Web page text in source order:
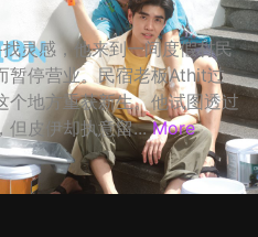
灵感，他来到一间度假村民
暂停营业。民宿老板Athit过
个地方重获新生。他试图透过
但皮伊却执意留... More